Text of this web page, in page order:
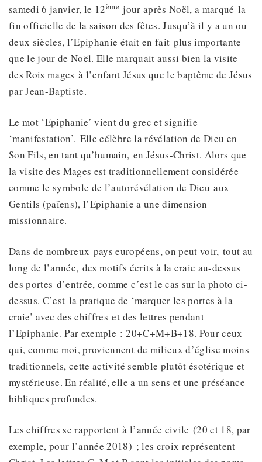
samedi 6 janvier, le 12ème jour après Noël, a marqué la
fin officielle de la saison des fêtes. Jusqu’à il y a un ou
deux siècles, l’Epiphanie était en fait plus importante
que le jour de Noël. Elle marquait aussi bien la visite
des Rois mages à l’enfant Jésus que le baptême de Jésus
par Jean-Baptiste.
Le mot ‘Epiphanie’ vient du grec et signifie
‘manifestation’. Elle célèbre la révélation de Dieu en
Son Fils, en tant qu’humain, en Jésus-Christ. Alors que
la visite des Mages est traditionnellement considérée
comme le symbole de l’autorévélation de Dieu aux
Gentils (païens), l’Epiphanie a une dimension
missionnaire.
Dans de nombreux pays européens, on peut voir, tout au
long de l’année, des motifs écrits à la craie au-dessus
des portes d’entrée, comme c’est le cas sur la photo ci-
dessus. C’est la pratique de ‘marquer les portes à la
craie’ avec des chiffres et des lettres pendant
l’Epiphanie. Par exemple : 20+C+M+B+18. Pour ceux
qui, comme moi, proviennent de milieux d’église moins
traditionnels, cette activité semble plutôt ésotérique et
mystérieuse. En réalité, elle a un sens et une préséance
bibliques profondes.
Les chiffres se rapportent à l’année civile (20 et 18, par
exemple, pour l’année 2018) ; les croix représentent